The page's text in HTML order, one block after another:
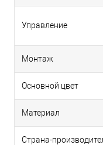
Управление
Монтаж
Основной цвет
Материал
Страна-